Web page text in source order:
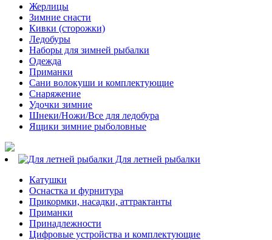
Жерлицы
Зимние снасти
Кивки (сторожки)
Ледобуры
Наборы для зимней рыбалки
Одежда
Приманки
Сани волокуши и комплектующие
Снаряжение
Удочки зимние
Шнеки/Ножи/Все для ледобура
Ящики зимние рыболовные
Для летней рыбалки
Катушки
Оснастка и фурнитура
Прикормки, насадки, аттрактанты
Приманки
Принадлежности
Цифровые устройства и комплектующие